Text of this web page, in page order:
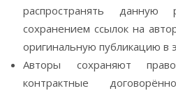
распространять
сохранением ссылок на
оригинальную публикацию в
Авторы сохраняют
контрактные